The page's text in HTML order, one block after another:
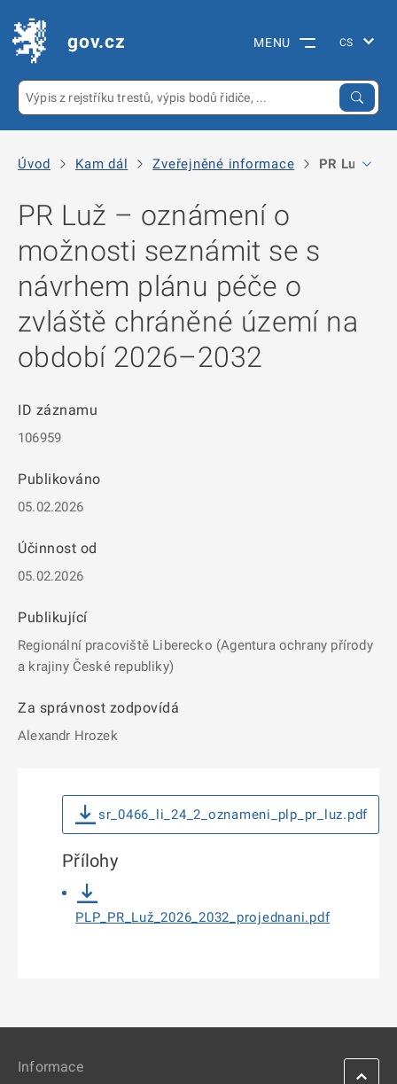
gov.cz MENU
Úvod Kam dál Zveřejněné informace PR Luž –
PR Luž – oznámení o
možnosti seznámit se s
návrhem plánu péče o
zvláště chráněné území na
období 2026–2032
ID záznamu
106959
Publikováno
05.02.2026
Účinnost od
05.02.2026
Publikující
Regionální pracoviště Liberecko (Agentura ochrany přírody
a krajiny České republiky)
Za správnost zodpovídá
Alexandr Hrozek
sr_0466_li_24_2_oznameni_plp_pr_luz.pdf
Přílohy
PLP_PR_Luž_2026_2032_projednani.pdf
Informace